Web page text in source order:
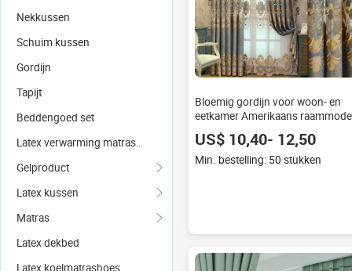
Nekkussen
Schuim kussen
Gordijn
Tapijt
Beddengoed set
Gelproduct
Latex kussen
Matras
Latex dekbed
Latex koelmatrashoes
Bloemig gordijn voor woon- en
eetkamer Amerikaans
US$ 10,40- 12,50
Min. bestelling: 50 stukken